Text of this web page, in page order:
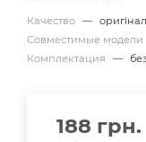
Качество —
Совместимые модели
Комплектация
—
188 грн.